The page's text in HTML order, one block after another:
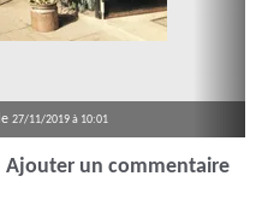
le 27/11/2019 à 10:01
Ajouter un commentaire